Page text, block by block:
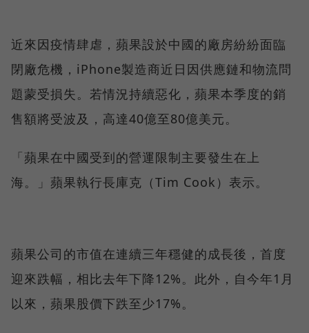
近來因疫情肆虐，蘋果設於中國的廠房紛紛面臨
閉廠危機，iPhone製造商近日因供應鏈和物流問
題蒙受損失。若情況持續惡化，蘋果本季度的銷
售額將受波及，高達40億至80億美元。
「蘋果在中國受到的營運限制主要發生在上
海。」蘋果執行長庫克（Tim Cook）表示。
蘋果公司的市值在連續三年穩健的成長後，首度
迎來跌幅，相比去年下降12%。此外，自今年1月
以來，蘋果股價下跌至少17%。